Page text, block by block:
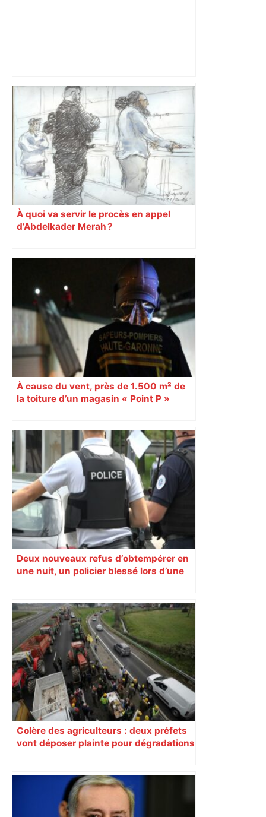
Au cœur du quotidien d'une infirmière
du CHU de Toulouse – Sud Radio
À quoi va servir le procès en appel
d’Abdelkader Merah ?
À cause du vent, près de 1.500 m² de
la toiture d’un magasin « Point P »
Deux nouveaux refus d’obtempérer en
une nuit, un policier blessé lors d’une
Colère des agriculteurs : deux préfets
vont déposer plainte pour dégradations